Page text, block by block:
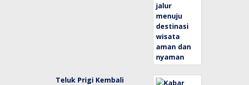
Teluk Prigi Kembali